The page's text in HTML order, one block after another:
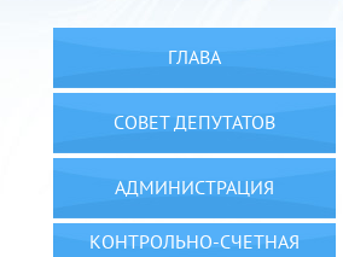
ГЛАВА
СОВЕТ ДЕПУТАТОВ
АДМИНИСТРАЦИЯ
КОНТРОЛЬНО-СЧЕТНАЯ